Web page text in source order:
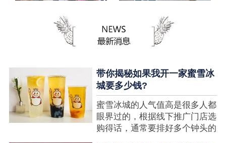
带你揭秘如果我开一家蜜雪冰
城要多少钱?
蜜雪冰城的人气值高是很多人都
眼界过的，根据线下推广门店选
购得话，通常要排好多个钟头的